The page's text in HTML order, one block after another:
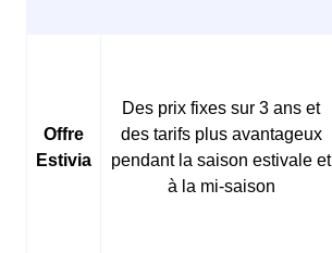
Offre
Estivia
Des prix fixes sur 3 ans et
des tarifs plus avantageux
pendant la saison estivale et
à la mi-saison